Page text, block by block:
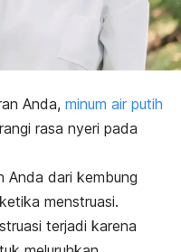
Anda, minum air putih
rasa nyeri pada
Anda dari kembung
menstruasi.
terjadi karena